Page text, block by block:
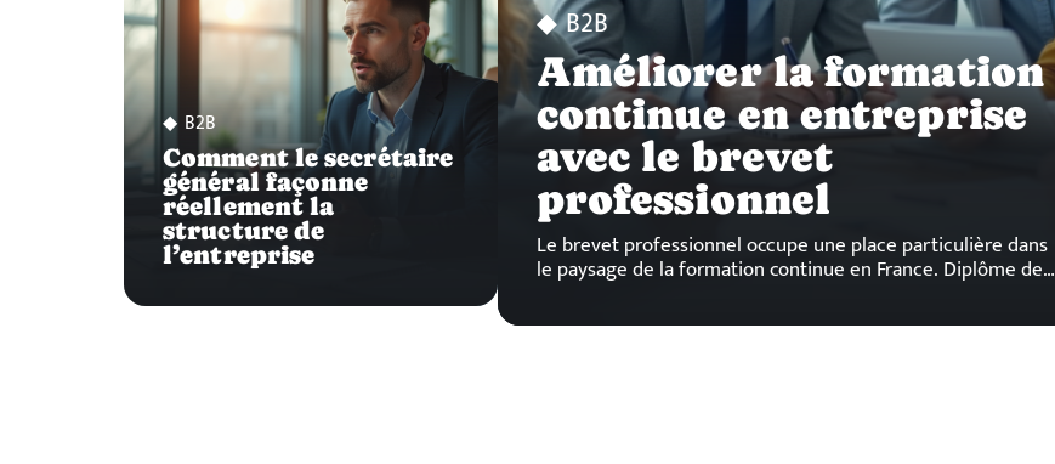
B2B
Comment le secrétaire
général façonne
réellement la
structure de
l’entreprise
B2B
Améliorer la formation
continue en entreprise
avec le brevet
professionnel
Le brevet professionnel occupe une place particulière dans
le paysage de la formation continue en France. Diplôme de…